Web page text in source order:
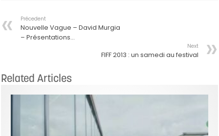
Précedent
Nouvelle Vague – David Murgia
– Présentations…
Next
FIFF 2013 : un samedi au festival
Related Articles